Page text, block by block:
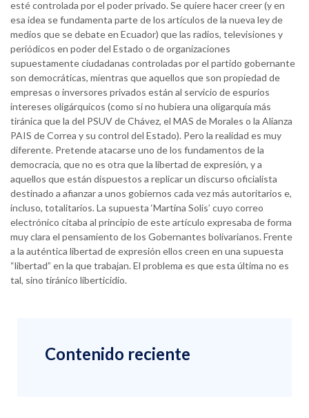
esté controlada por el poder privado. Se quiere hacer creer (y en
esa idea se fundamenta parte de los artículos de la nueva ley de
medios que se debate en Ecuador) que las radios, televisiones y
periódicos en poder del Estado o de organizaciones
supuestamente ciudadanas controladas por el partido gobernante
son democráticas, mientras que aquellos que son propiedad de
empresas o inversores privados están al servicio de espurios
intereses oligárquicos (como si no hubiera una oligarquía más
tiránica que la del PSUV de Chávez, el MAS de Morales o la Alianza
PAIS de Correa y su control del Estado). Pero la realidad es muy
diferente. Pretende atacarse uno de los fundamentos de la
democracia, que no es otra que la libertad de expresión, y a
aquellos que están dispuestos a replicar un discurso oficialista
destinado a afianzar a unos gobiernos cada vez más autoritarios e,
incluso, totalitarios. La supuesta ‘Martina Solis’ cuyo correo
electrónico citaba al principio de este artículo expresaba de forma
muy clara el pensamiento de los Gobernantes bolivarianos. Frente
a la auténtica libertad de expresión ellos creen en una supuesta
“libertad” en la que trabajan. El problema es que esta última no es
tal, sino tiránico liberticidio.
Contenido reciente